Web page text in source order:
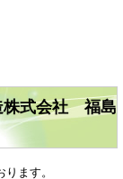
株式会社 福島
ます。